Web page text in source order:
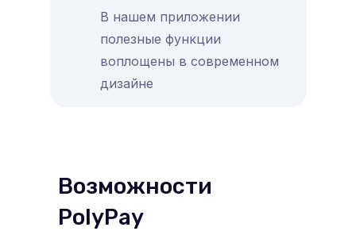
В нашем приложении
полезные функции
воплощены в современном
дизайне
Возможности
PolyPay